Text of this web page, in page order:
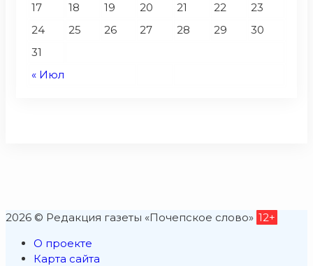
« Июл
17
18 19 20 21 22
23
24
25 26 27 28 29
30
31
2026 © Редакция газеты «Почепское слово» 12+
О проекте
Карта сайта